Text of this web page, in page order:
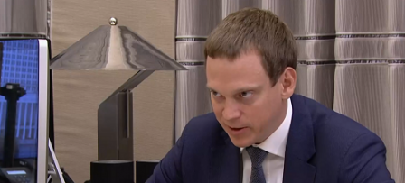
Перейти к основному содержанию